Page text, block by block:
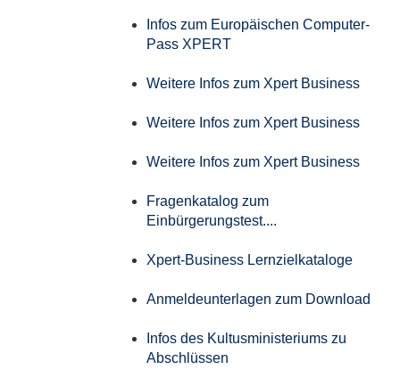
Infos zum Europäischen Computer-
Pass XPERT
Weitere Infos zum Xpert Business
Weitere Infos zum Xpert Business
Weitere Infos zum Xpert Business
Fragenkatalog zum
Einbürgerungstest....
Xpert-Business Lernzielkataloge
Anmeldeunterlagen zum Download
Infos des Kultusministeriums zu
Abschlüssen